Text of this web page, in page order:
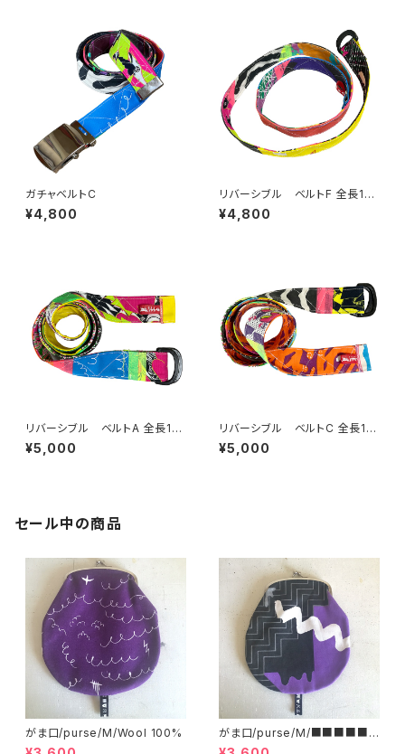
ガチャベルトC
¥4,800
リバーシブル ベルトF 全長112
cm 幅3cm
¥4,800
リバーシブル ベルトA 全長113
cm 幅3.8cm
¥5,000
リバーシブル ベルトC 全長113
cm 幅3.8cm
¥5,000
セール中の商品
がま口/purse/M/Wool 100%
がま口/purse/M/■■■■■
■■■ AB